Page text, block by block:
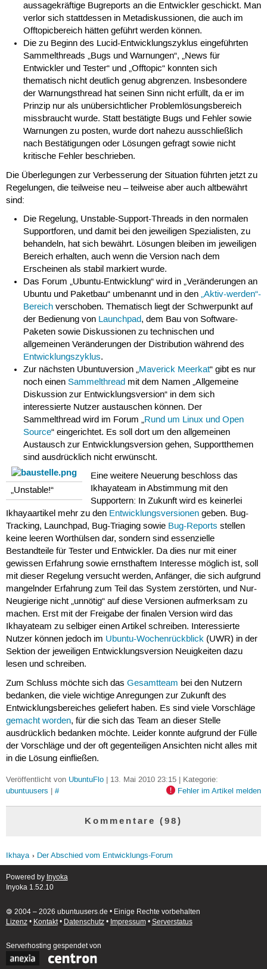
aussagekräftige Bugreports an die Entwickler geschickt. Man
verlor sich stattdessen in Metadiskussionen, die auch im
Offtopicbereich hätten geführt werden können.
Die zu Beginn des Lucid-Entwicklungszyklus eingeführten
Sammelthreads „Bugs und Warnungen“, „News für
Entwickler und Tester“ und „Offtopic“ konnten sich
thematisch nicht deutlich genug abgrenzen. Insbesondere
der Warnungsthread hat seinen Sinn nicht erfüllt, da er im
Prinzip nur als unübersichtlicher Problemlösungsbereich
missbraucht wurde. Statt bestätigte Bugs und Fehler sowie
Warnungen zu posten, wurde dort nahezu ausschließlich
nach Bestätigungen oder Lösungen gefragt sowie nicht
kritische Fehler beschrieben.
Die Überlegungen zur Verbesserung der Situation führten jetzt zu
Regelungen, die teilweise neu – teilweise aber auch altbewährt
sind:
Die Regelung, Unstable-Support-Threads in den normalen
Supportforen, und damit bei den jeweiligen Spezialisten, zu
behandeln, hat sich bewährt. Lösungen bleiben im jeweiligen
Bereich erhalten, auch wenn die Version nach dem
Erscheinen als stabil markiert wurde.
Das Forum „Ubuntu-Entwicklung“ wird in „Veränderungen an
Ubuntu und Paketbau“ umbenannt und in den„Aktiv-werden“-
Bereich verschoben. Thematisch liegt der Schwerpunkt auf
der Bedienung von Launchpad, dem Bau von Software-
Paketen sowie Diskussionen zu technischen und
allgemeinen Veränderungen der Distribution während des
Entwicklungszyklus.
Zur nächsten Ubuntuversion „Maverick Meerkat“ gibt es nur
noch einenSammelthread mit dem Namen „Allgemeine
Diskussion zur Entwicklungsversion“ in dem sich
interessierte Nutzer austauschen können. Der
Sammelthread wird im Forum „Rund um Linux und Open
Source“ eingerichtet. Es soll dort um den allgemeinen
Austausch zur Entwicklungsversion gehen, Supportthemen
sind ausdrücklich nicht erwünscht.
„Unstable!“
Eine weitere Neuerung beschloss das
Ikhayateam in Abstimmung mit den
Supportern: In Zukunft wird es keinerlei
Ikhayaartikel mehr zu den Entwicklungsversionengeben. Bug-
Tracking, Launchpad, Bug-Triaging sowie Bug-Reports stellen
keine leeren Worthülsen dar, sondern sind essenzielle
Bestandteile für Tester und Entwickler. Da dies nur mit einer
gewissen Erfahrung sowie ernsthaftem Interesse möglich ist, soll
mit dieser Regelung versucht werden, Anfänger, die sich aufgrund
mangelnder Erfahrung zum Teil das System zerstörten, und Nur-
Neugierige nicht „unnötig“ auf diese Versionen aufmerksam zu
machen. Erst mit der Freigabe der finalen Version wird das
Ikhayateam zu selbiger einen Artikel schreiben. Interessierte
Nutzer können jedoch im Ubuntu-Wochenrückblick(UWR) in der
Sektion der jeweiligen Entwicklungsversion Neuigkeiten dazu
lesen und schreiben.
Zum Schluss möchte sich das Gesamtteam bei den Nutzern
bedanken, die viele wichtige Anregungen zur Zukunft des
Entwicklungsbereiches geliefert haben. Es sind viele Vorschläge
gemacht worden, für die sich das Team an dieser Stelle
ausdrücklich bedanken möchte. Leider konnte aufgrund der Fülle
der Vorschläge und der oft gegenteiligen Ansichten nicht alles mit
in die Lösung einfließen.
Veröffentlicht von UbuntuFlo| 13. Mai 2010 23:15 | Kategorie:
ubuntuusers | # Fehler im Artikel melden
Kommentare (98)
Ikhaya Der Abschied vom Entwicklungs-Forum
Powered by Inyoka
Inyoka 1.52.10
🄯 2004 – 2026 ubuntuusers.de • Einige Rechte vorbehalten
Lizenz• Kontakt• Datenschutz• Impressum• Serverstatus
Serverhosting gespendet von